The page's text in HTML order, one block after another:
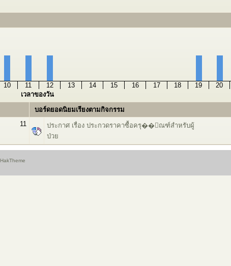
10 11 12 13 14 15 16 17 18 19 20
เวลาของวัน
บอร์ดยอดนิยมเรียงตามกิจกรรม
11
ประกาศ เรื่อง ประกวดราคาซื้อครุ��ัณฑ์สำหรับผู้
ป่วย
HakTheme